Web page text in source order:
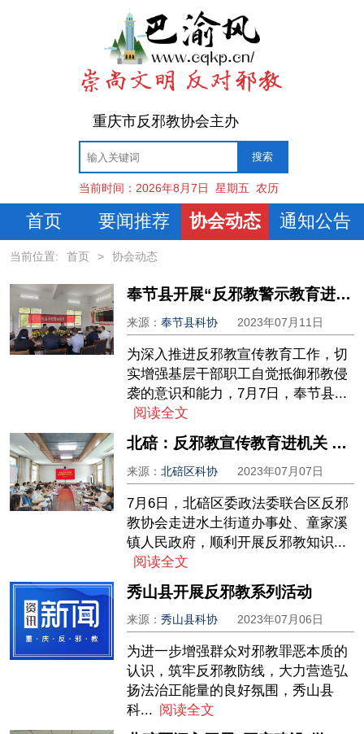
重庆市反邪教协会主办
当前时间： 2026年8月7日 星期五 农历
首页 要闻推荐 协会动态 通知公告
当前位置: 首页 > 协会动态
奉节县开展“反邪教警示教育进乡村”宣传活动
来源：奉节县科协 2023年07月11日
为深入推进反邪教宣传教育工作，切
实增强基层干部职工自觉抵御邪教侵
袭的意识和能力，7月7日，奉节县...
阅读全文
北碚：反邪教宣传教育进机关 筑牢基层反邪防线
来源：北碚区科协 2023年07月07日
7月6日，北碚区委政法委联合区反邪
教协会走进水土街道办事处、童家溪
镇人民政府，顺利开展反邪教知识...
阅读全文
秀山县开展反邪教系列活动
来源：秀山县科协 2023年07月06日
为进一步增强群众对邪教罪恶本质的
认识，筑牢反邪教防线，大力营造弘
扬法治正能量的良好氛围，秀山县
科... 阅读全文